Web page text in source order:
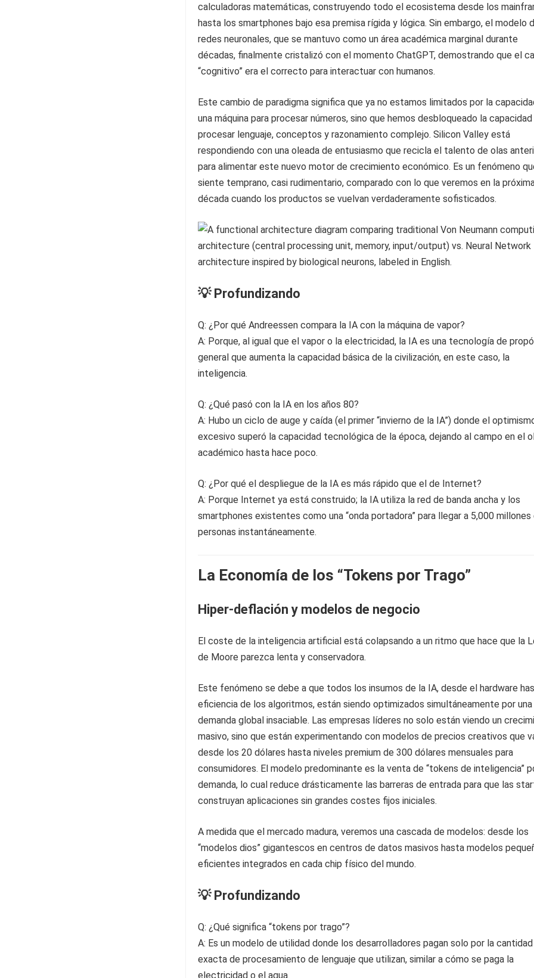
calculadoras matemáticas, construyendo todo el ecosistema desde los
hasta los smartphones bajo esa premisa rígida y lógica. Sin embargo, el modelo
redes neuronales, que se mantuvo como un área académica marginal durante
décadas, finalmente cristalizó con el momento ChatGPT, demostrando que el
“cognitivo” era el correcto para interactuar con humanos.
Este cambio de paradigma significa que ya no estamos limitados por la
una máquina para procesar números, sino que hemos desbloqueado la capacidad
procesar lenguaje, conceptos y razonamiento complejo. Silicon Valley está
respondiendo con una oleada de entusiasmo que recicla el talento de olas
para alimentar este nuevo motor de crecimiento económico. Es un fenómeno
siente temprano, casi rudimentario, comparado con lo que veremos en la
década cuando los productos se vuelvan verdaderamente sofisticados.
💡 Profundizando
Q: ¿Por qué Andreessen compara la IA con la máquina de vapor?
A: Porque, al igual que el vapor o la electricidad, la IA es una tecnología de
general que aumenta la capacidad básica de la civilización, en este caso, la
inteligencia.
Q: ¿Qué pasó con la IA en los años 80?
A: Hubo un ciclo de auge y caída (el primer “invierno de la IA”) donde el
excesivo superó la capacidad tecnológica de la época, dejando al campo en el
académico hasta hace poco.
Q: ¿Por qué el despliegue de la IA es más rápido que el de Internet?
A: Porque Internet ya está construido; la IA utiliza la red de banda ancha y los
smartphones existentes como una “onda portadora” para llegar a 5,000 millones
personas instantáneamente.
La Economía de los “Tokens por Trago”
Hiper-deflación y modelos de negocio
El coste de la inteligencia artificial está colapsando a un ritmo que hace que la
de Moore parezca lenta y conservadora.
Este fenómeno se debe a que todos los insumos de la IA, desde el hardware
eficiencia de los algoritmos, están siendo optimizados simultáneamente por una
demanda global insaciable. Las empresas líderes no solo están viendo un
masivo, sino que están experimentando con modelos de precios creativos que
desde los 20 dólares hasta niveles premium de 300 dólares mensuales para
consumidores. El modelo predominante es la venta de “tokens de inteligencia”
demanda, lo cual reduce drásticamente las barreras de entrada para que las
construyan aplicaciones sin grandes costes fijos iniciales.
A medida que el mercado madura, veremos una cascada de modelos: desde los
“modelos dios” gigantescos en centros de datos masivos hasta modelos
eficientes integrados en cada chip físico del mundo.
💡 Profundizando
Q: ¿Qué significa “tokens por trago”?
A: Es un modelo de utilidad donde los desarrolladores pagan solo por la cantidad
exacta de procesamiento de lenguaje que utilizan, similar a cómo se paga la
electricidad o el agua.